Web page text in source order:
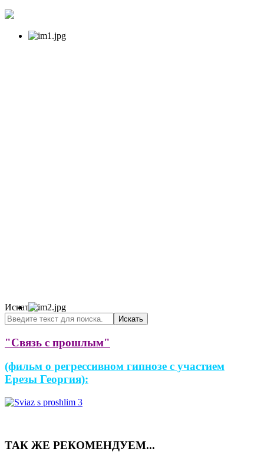
Искать...
Искать
"Связь с прошлым"
(фильм о регрессивном гипнозе с участием
Ерезы Георгия):
ТАК ЖЕ РЕКОМЕНДУЕМ...